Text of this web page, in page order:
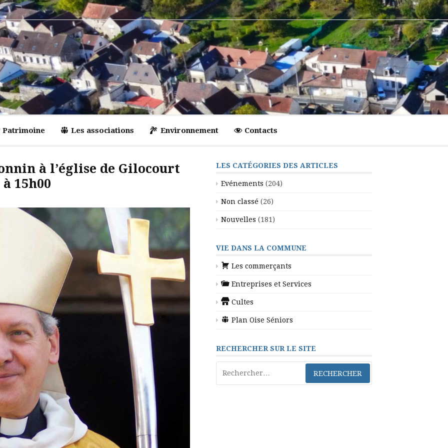
Patrimoine Les associations Environnement Contacts
à l’église de Gilocourt
15h00
LES CATÉGORIES DES ARTICLES
Evénements (204)
Non classé (26)
Nouvelles (181)
VIE DANS LA COMMUNE
Les commerçants
Entreprises et Services
Cultes
Plan Oise Séniors
RECHERCHER SUR LE SITE